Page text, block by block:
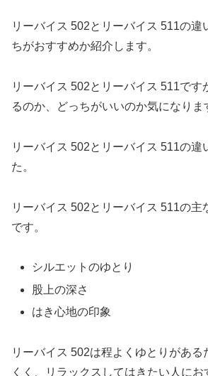
リーバイス 502とリーバイス 511の違
ちがおすすめか紹介します。
リーバイス 502とリーバイス 511です
るのか、どっちがいいのか気になりま
リーバイス 502とリーバイス 511の違
た。
リーバイス 502とリーバイス 511の主
です。
シルエットのゆとり
股上の深さ
はき心地の印象
リーバイス 502は程よくゆとりがある
くく、リラックスしてはきたい人にお